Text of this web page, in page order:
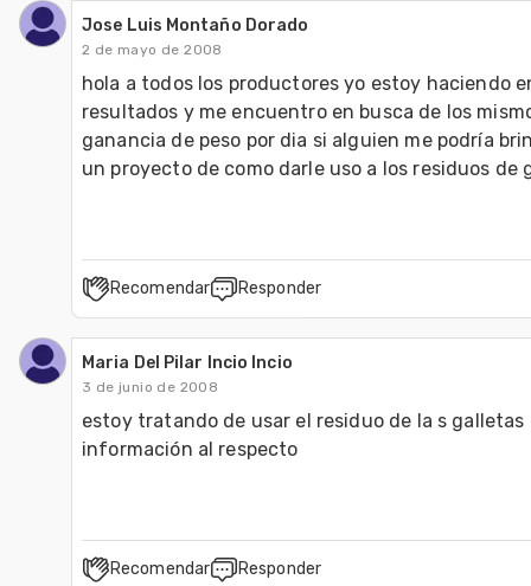
Jose Luis Montaño Dorado
2 de mayo de 2008
hola a todos los productores yo estoy haciendo
resultados y me encuentro en busca de los
ganancia de peso por dia si alguien me podría
un proyecto de como darle uso a los residuos de
Recomendar Responder
Maria Del Pilar Incio Incio
3 de junio de 2008
estoy tratando de usar el residuo de la s
información al respecto
Recomendar Responder